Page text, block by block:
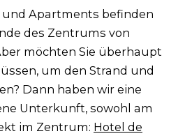
Apartments befinden
des Zentrums von
möchten Sie überhaupt
um den Strand und
Dann haben wir eine
Unterkunft, sowohl am
im Zentrum: Hotel de